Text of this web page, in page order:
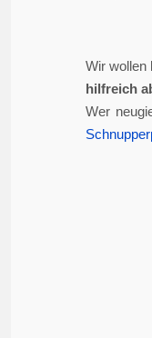
Wir wollen
hilfreich
Wer